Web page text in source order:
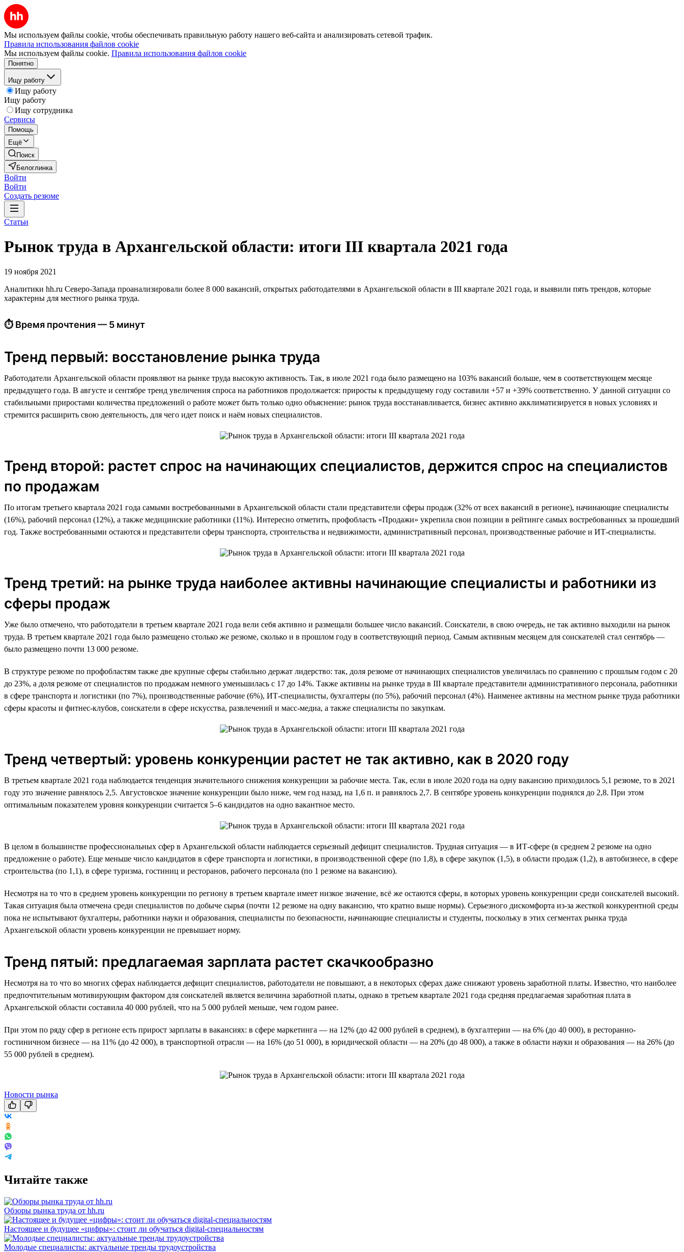
Мы используем файлы cookie, чтобы обеспечивать правильную работу нашего веб-сайта и анализировать сетевой трафик.
Правила использования файлов cookie
Мы используем файлы cookie. Правила использования файлов cookie
Понятно
Ищу работу
Ищу работу
Ищу работу
Ищу сотрудника
Сервисы
Помощь
Ещё
Поиск
Белоглинка
Войти
Войти
Создать резюме
Статьи
Рынок труда в Архангельской области: итоги III квартала 2021 года
19 ноября 2021
Аналитики hh.ru Северо-Запада проанализировали более 8 000 вакансий, открытых работодателями в Архангельской области в III квартале 2021 года, и выявили пять трендов, которые
характерны для местного рынка труда.
⏱ Время прочтения — 5 минут
Тренд первый: восстановление рынка труда
Работодатели Архангельской области проявляют на рынке труда высокую активность. Так, в июле 2021 года было размещено на 103% вакансий больше, чем в соответствующем месяце
предыдущего года. В августе и сентябре тренд увеличения спроса на работников продолжается: приросты к предыдущему году составили +57 и +39% соответственно. У данной ситуации со
стабильными приростами количества предложений о работе может быть только одно объяснение: рынок труда восстанавливается, бизнес активно акклиматизируется в новых условиях и
стремится расширить свою деятельность, для чего идет поиск и наём новых специалистов.
Тренд второй: растет спрос на начинающих специалистов, держится спрос на специалистов
по продажам
По итогам третьего квартала 2021 года самыми востребованными в Архангельской области стали представители сферы продаж (32% от всех вакансий в регионе), начинающие специалисты
(16%), рабочий персонал (12%), а также медицинские работники (11%). Интересно отметить, профобласть «Продажи» укрепила свои позиции в рейтинге самых востребованных за прошедший
год. Также востребованными остаются и представители сферы транспорта, строительства и недвижимости, административный персонал, производственные рабочие и ИТ-специалисты.
Тренд третий: на рынке труда наиболее активны начинающие специалисты и работники из
сферы продаж
Уже было отмечено, что работодатели в третьем квартале 2021 года вели себя активно и размещали большее число вакансий. Соискатели, в свою очередь, не так активно выходили на рынок
труда. В третьем квартале 2021 года было размещено столько же резюме, сколько и в прошлом году в соответствующий период. Самым активным месяцем для соискателей стал сентябрь —
было размещено почти 13 000 резюме.
В структуре резюме по профобластям также две крупные сферы стабильно держат лидерство: так, доля резюме от начинающих специалистов увеличилась по сравнению с прошлым годом c 20
до 23%, а доля резюме от специалистов по продажам немного уменьшилась с 17 до 14%. Также активны на рынке труда в III квартале представители административного персонала, работники
в сфере транспорта и логистики (по 7%), производственные рабочие (6%), ИТ-специалисты, бухгалтеры (по 5%), рабочий персонал (4%). Наименее активны на местном рынке труда работники
сферы красоты и фитнес-клубов, соискатели в сфере искусства, развлечений и масс-медиа, а также специалисты по закупкам.
Тренд четвертый: уровень конкуренции растет не так активно, как в 2020 году
В третьем квартале 2021 года наблюдается тенденция значительного снижения конкуренции за рабочие места. Так, если в июле 2020 года на одну вакансию приходилось 5,1 резюме, то в 2021
году это значение равнялось 2,5. Августовское значение конкуренции было ниже, чем год назад, на 1,6 п. и равнялось 2,7. В сентябре уровень конкуренции поднялся до 2,8. При этом
оптимальным показателем уровня конкуренции считается 5–6 кандидатов на одно вакантное место.
В целом в большинстве профессиональных сфер в Архангельской области наблюдается серьезный дефицит специалистов. Трудная ситуация — в ИТ-сфере (в среднем 2 резюме на одно
предложение о работе). Еще меньше число кандидатов в сфере транспорта и логистики, в производственной сфере (по 1,8), в сфере закупок (1,5), в области продаж (1,2), в автобизнесе, в сфере
строительства (по 1,1), в сфере туризма, гостиниц и ресторанов, рабочего персонала (по 1 резюме на вакансию).
Несмотря на то что в среднем уровень конкуренции по региону в третьем квартале имеет низкое значение, всё же остаются сферы, в которых уровень конкуренции среди соискателей высокий.
Такая ситуация была отмечена среди специалистов по добыче сырья (почти 12 резюме на одну вакансию, что кратно выше нормы). Серьезного дискомфорта из-за жесткой конкурентной среды
пока не испытывают бухгалтеры, работники науки и образования, специалисты по безопасности, начинающие специалисты и студенты, поскольку в этих сегментах рынка труда
Архангельской области уровень конкуренции не превышает норму.
Тренд пятый: предлагаемая зарплата растет скачкообразно
Несмотря на то что во многих сферах наблюдается дефицит специалистов, работодатели не повышают, а в некоторых сферах даже снижают уровень заработной платы. Известно, что наиболее
предпочтительным мотивирующим фактором для соискателей является величина заработной платы, однако в третьем квартале 2021 года средняя предлагаемая заработная плата в
Архангельской области составила 40 000 рублей, что на 5 000 рублей меньше, чем годом ранее.
При этом по ряду сфер в регионе есть прирост зарплаты в вакансиях: в сфере маркетинга — на 12% (до 42 000 рублей в среднем), в бухгалтерии — на 6% (до 40 000), в ресторанно-
гостиничном бизнесе — на 11% (до 42 000), в транспортной отрасли — на 16% (до 51 000), в юридической области — на 20% (до 48 000), а также в области науки и образования — на 26% (до
55 000 рублей в среднем).
Новости рынка
Читайте также
Обзоры рынка труда от hh.ru
Настоящее и будущее «цифры»: стоит ли обучаться digital-специальностям
Молодые специалисты: актуальные тренды трудоустройства